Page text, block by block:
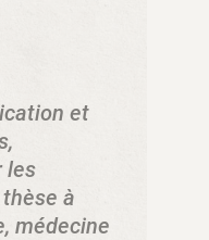
et
les
à
médecine